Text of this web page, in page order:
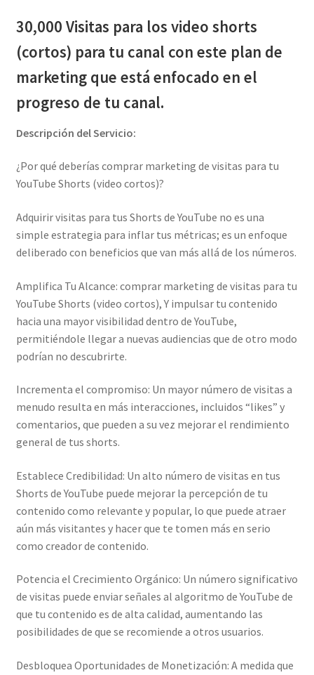
30,000 Visitas para los video shorts
(cortos) para tu canal con este plan de
marketing que está enfocado en el
progreso de tu canal.
Descripción del Servicio:
¿Por qué deberías comprar marketing de visitas para tu
YouTube Shorts (video cortos)?
Adquirir visitas para tus Shorts de YouTube no es una
simple estrategia para inflar tus métricas; es un enfoque
deliberado con beneficios que van más allá de los números.
Amplifica Tu Alcance: comprar marketing de visitas para tu
YouTube Shorts (video cortos), Y impulsar tu contenido
hacia una mayor visibilidad dentro de YouTube,
permitiéndole llegar a nuevas audiencias que de otro modo
podrían no descubrirte.
Incrementa el compromiso: Un mayor número de visitas a
menudo resulta en más interacciones, incluidos “likes” y
comentarios, que pueden a su vez mejorar el rendimiento
general de tus shorts.
Establece Credibilidad: Un alto número de visitas en tus
Shorts de YouTube puede mejorar la percepción de tu
contenido como relevante y popular, lo que puede atraer
aún más visitantes y hacer que te tomen más en serio
como creador de contenido.
Potencia el Crecimiento Orgánico: Un número significativo
de visitas puede enviar señales al algoritmo de YouTube de
que tu contenido es de alta calidad, aumentando las
posibilidades de que se recomiende a otros usuarios.
Desbloquea Oportunidades de Monetización: A medida que